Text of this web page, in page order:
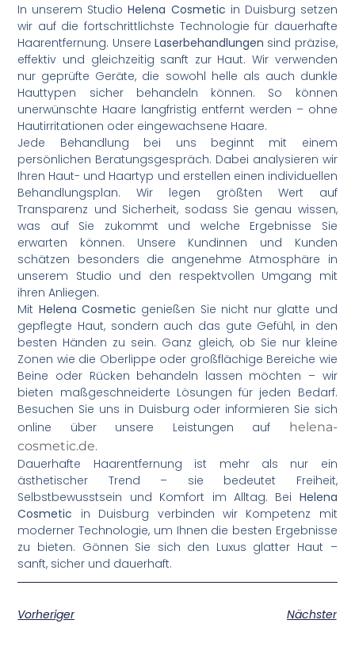
In unserem StudioHelena Cosmetic in Duisburg setzen
wir auf die fortschrittlichste Technologie für dauerhafte
Haarentfernung. Unsere Laserbehandlungen sind präzise,
effektiv und gleichzeitig sanft zur Haut. Wir verwenden
nur geprüfte Geräte, die sowohl helle als auch dunkle
Hauttypen sicher behandeln können. So können
unerwünschte Haare langfristig entfernt werden – ohne
Hautirritationen oder eingewachsene Haare.
Jede Behandlung bei uns beginnt mit einem
persönlichen Beratungsgespräch. Dabei analysieren wir
Ihren Haut- und Haartyp und erstellen einen individuellen
Behandlungsplan. Wir legen größten Wert auf
Transparenz und Sicherheit, sodass Sie genau wissen,
was auf Sie zukommt und welche Ergebnisse Sie
erwarten können. Unsere Kundinnen und Kunden
schätzen besonders die angenehme Atmosphäre in
unserem Studio und den respektvollen Umgang mit
ihren Anliegen.
Mit Helena Cosmetic genießen Sie nicht nur glatte und
gepflegte Haut, sondern auch das gute Gefühl, in den
besten Händen zu sein. Ganz gleich, ob Sie nur kleine
Zonen wie die Oberlippe oder großflächige Bereiche wie
Beine oder Rücken behandeln lassen möchten – wir
bieten maßgeschneiderte Lösungen für jeden Bedarf.
Besuchen Sie uns in Duisburg oder informieren Sie sich
online über unsere Leistungen auf helena-
cosmetic.de.
Dauerhafte Haarentfernung ist mehr als nur ein
ästhetischer Trend – sie bedeutet Freiheit,
Selbstbewusstsein und Komfort im Alltag. Bei Helena
Cosmetic in Duisburg verbinden wir Kompetenz mit
moderner Technologie, um Ihnen die besten Ergebnisse
zu bieten. Gönnen Sie sich den Luxus glatter Haut –
sanft, sicher und dauerhaft.
Vorheriger Nächster